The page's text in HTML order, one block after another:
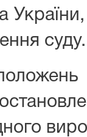
суду.